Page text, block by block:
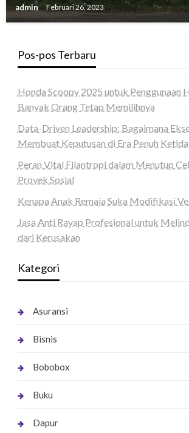
admin Februari 26, 2023
Pos-pos Terbaru
Honda Scoopy 2025 untuk Penggunaan
Banyak Orang Tetap Memilihnya
Data-Driven Leadership: Bagaimana
Membuat Keputusan di Era Penuh
Peran Vital Filantropi dalam Menutup
Proyek Sosial
Kenapa Anak Remaja Suka Modifikasi
Jasa Anti Rayap Profesional untuk
dari Kerusakan
Kategori
Asuransi
Bisnis
Bobobox
Buku
Dapur